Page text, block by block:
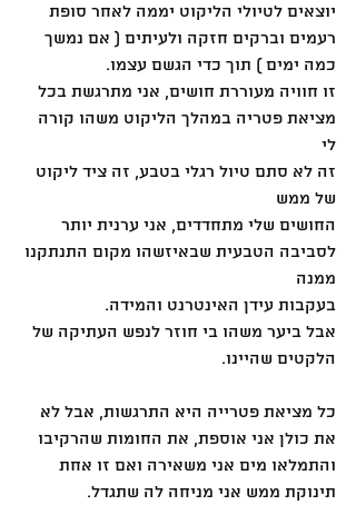
יוצאים לטיולי הליקוט יממה לאחר סופת
רעמים וברקים חזקה ולעיתים ( אם נמשך
כמה ימים ) תוך כדי הגשם עצמו.
זו חוויה מעוררת חושים, אני מתרגשת בכל
מציאת פטריה במהלך הליקוט משהו קורה
לי
זה לא סתם טיול רגלי בטבע, זה ציד ליקוט
של ממש
החושים שלי מתחדדים, אני ערנית יותר
לסביבה הטבעית שבאיזשהו מקום התנתקנו
ממנה
בעקבות עידן האינטרנט והמידה.
אבל ביער משהו בי חוזר לנפש העתיקה של
הלקטים שהיינו.
כל מציאת פטרייה היא התרגשות, אבל לא
את כולן אני אוספת, את החומות שהרקיבו
והתמלאו מים אני משאירה ואם זו אחת
תינוקת ממש אני מניחה לה שתגדל.